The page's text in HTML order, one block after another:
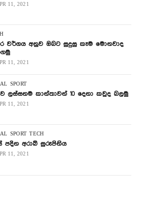
11, 2021
වර්ගය අනුව ඔබට සුදුසු කෑම මොනවාද
11, 2021
SPORT
ලස්සනම කාන්තාවන් 10 දෙනා කවුද බලමු
11, 2021
SPORT TECH
පදින අරාබි සුරූපිනිය
11, 2021